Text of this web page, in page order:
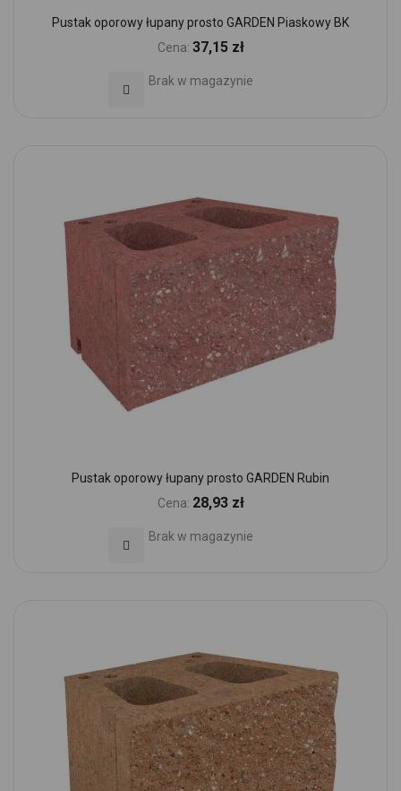
Pustak oporowy łupany prosto GARDEN Piaskowy BK
Cena: 37,15 zł
Brak w magazynie
Dodaj do Ulubionych
Pustak oporowy łupany prosto GARDEN Rubin
Cena: 28,93 zł
Brak w magazynie
Dodaj do Ulubionych